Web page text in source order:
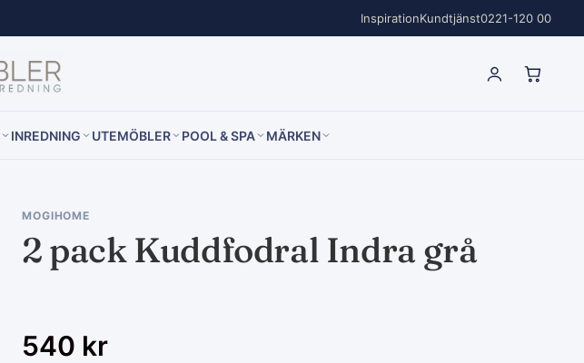
InspirationKundtjänst0221-120 00
INREDNING UTEMÖBLER POOL & SPA MÄRKEN
MOGIHOME
2 pack Kuddfodral Indra grå
540 kr